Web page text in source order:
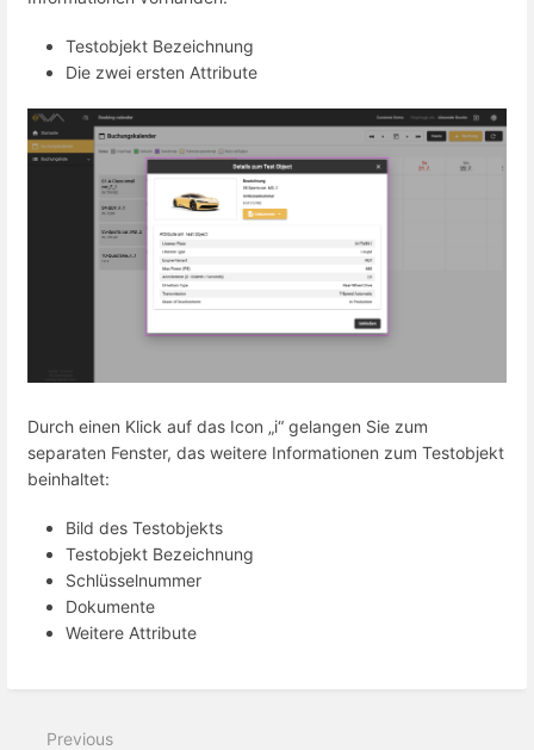
Testobjekt Bezeichnung
Die zwei ersten Attribute
Durch einen Klick auf das Icon „i“ gelangen Sie zum
separaten Fenster, das weitere Informationen zum Testobjekt
beinhaltet:
Bild des Testobjekts
Testobjekt Bezeichnung
Schlüsselnummer
Dokumente
Weitere Attribute
Previous